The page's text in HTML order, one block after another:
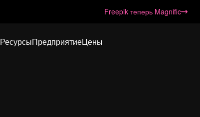
Freepik теперь Magnific
РесурсыПредприятиеЦены